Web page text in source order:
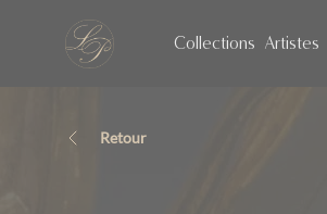
Collections Artistes
Retour